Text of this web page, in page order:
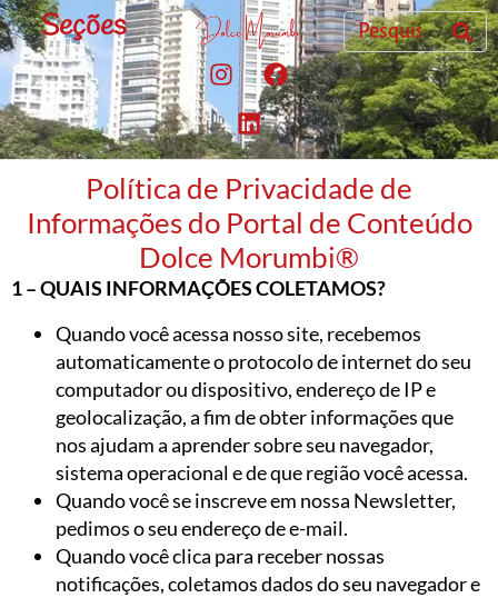
Seções
Política de Privacidade de
Informações do Portal de Conteúdo
Dolce Morumbi®
1 – QUAIS INFORMAÇÕES COLETAMOS?
Quando você acessa nosso site, recebemos
automaticamente o protocolo de internet do seu
computador ou dispositivo, endereço de IP e
geolocalização, a fim de obter informações que
nos ajudam a aprender sobre seu navegador,
sistema operacional e de que região você acessa.
Quando você se inscreve em nossa Newsletter,
pedimos o seu endereço de e-mail.
Quando você clica para receber nossas
notificações, coletamos dados do seu navegador e